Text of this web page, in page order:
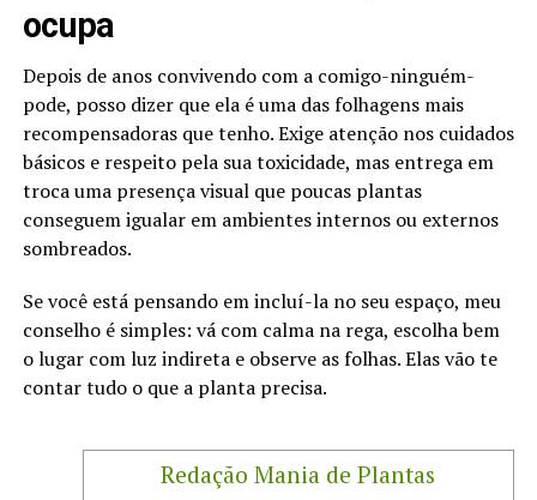
ocupa
Depois de anos convivendo com a comigo-ninguém-
pode, posso dizer que ela é uma das folhagens mais
recompensadoras que tenho. Exige atenção nos cuidados
básicos e respeito pela sua toxicidade, mas entrega em
troca uma presença visual que poucas plantas
conseguem igualar em ambientes internos ou externos
sombreados.
Se você está pensando em incluí-la no seu espaço, meu
conselho é simples: vá com calma na rega, escolha bem
o lugar com luz indireta e observe as folhas. Elas vão te
contar tudo o que a planta precisa.
Redação Mania de Plantas